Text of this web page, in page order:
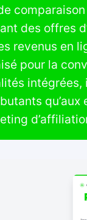
des offres
revenus en
pour la
intégrées,
qu’aux